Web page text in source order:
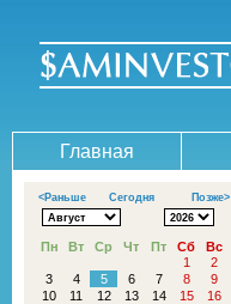
Главная
<Раньше Сегодня Позже>
Пн Вт Ср Чт Пт Сб
Вс
1
2
3
4 5 6 7 8
9
10
11 12 13 14 15
16